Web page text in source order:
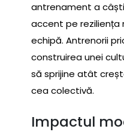
antrenament a
accent pe reziliența
echipă. Antrenorii
construirea unei
să sprijine atât
cea colectivă.
Impactul